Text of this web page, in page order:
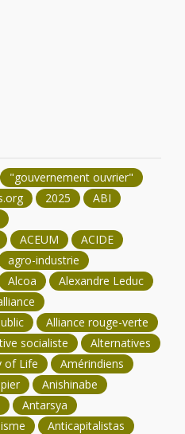
"gouvernement ouvrier"
2025
ABI
ACEUM
ACIDE
agro-industrie
Alcoa
Alexandre Leduc
Alliance rouge-verte
socialiste
Alternatives
of Life
Amérindiens
Anishinabe
Antarsya
Anticapitalistas